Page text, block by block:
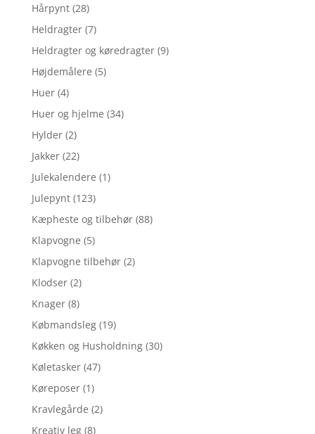
Hårpynt (28)
Heldragter (7)
Heldragter og køredragter (9)
Højdemålere (5)
Huer (4)
Huer og hjelme (34)
Hylder (2)
Jakker (22)
Julekalendere (1)
Julepynt (123)
Kæpheste og tilbehør (88)
Klapvogne (5)
Klapvogne tilbehør (2)
Klodser (2)
Knager (8)
Købmandsleg (19)
Køkken og Husholdning (30)
Køletasker (47)
Køreposer (1)
Kravlegårde (2)
Kreativ leg (8)